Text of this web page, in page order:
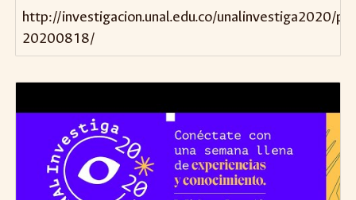
http://investigacion.unal.edu.co/unalinvestiga2020/
20200818/